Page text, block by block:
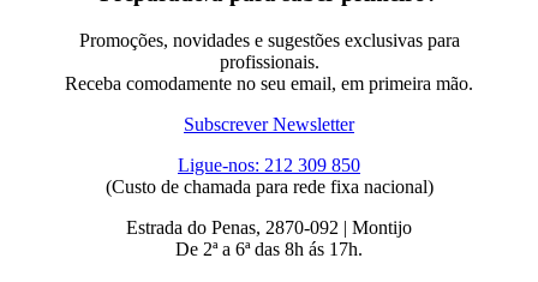
Promoções, novidades e sugestões exclusivas para
profissionais.
Receba comodamente no seu email, em primeira mão.
Subscrever Newsletter
Ligue-nos: 212 309 850
(Custo de chamada para rede fixa nacional)
Estrada do Penas, 2870-092 | Montijo
De 2ª a 6ª das 8h ás 17h.